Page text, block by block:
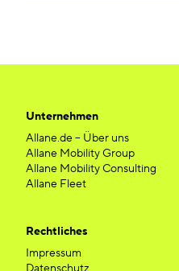
Unternehmen
Allane.de – Über uns
Allane Mobility Group
Allane Mobility Consulting
Allane Fleet
Rechtliches
Impressum